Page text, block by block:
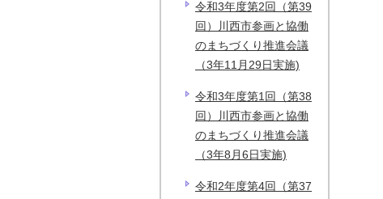
令和3年度第2回（第39
回）川西市参画と協働
のまちづくり推進会議
（3年11月29日実施)
令和3年度第1回（第38
回）川西市参画と協働
のまちづくり推進会議
（3年8月6日実施)
令和2年度第4回（第37